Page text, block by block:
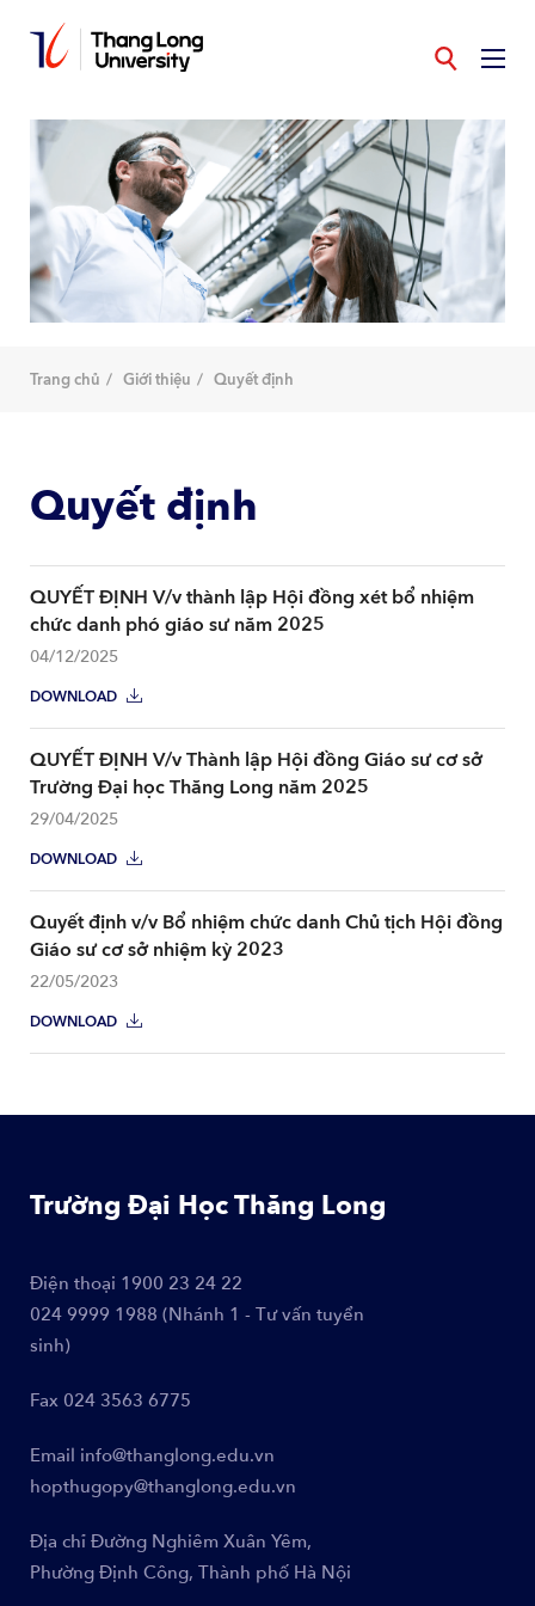
dung
Trang chủ Giới thiệu Quyết định
Quyết định
QUYẾT ĐỊNH V/v thành lập Hội đồng xét bổ nhiệm
chức danh phó giáo sư năm 2025
04/12/2025
DOWNLOAD
QUYẾT ĐỊNH V/v Thành lập Hội đồng Giáo sư cơ sở
Trường Đại học Thăng Long năm 2025
29/04/2025
DOWNLOAD
Quyết định v/v Bổ nhiệm chức danh Chủ tịch Hội đồng
Giáo sư cơ sở nhiệm kỳ 2023
22/05/2023
DOWNLOAD
Trường Đại Học Thăng Long
Điện thoại 1900 23 24 22
024 9999 1988 (Nhánh 1 - Tư vấn tuyển
sinh)
Fax 024 3563 6775
Email info@thanglong.edu.vn
hopthugopy@thanglong.edu.vn
Địa chỉ Đường Nghiêm Xuân Yêm,
Phường Định Công, Thành phố Hà Nội